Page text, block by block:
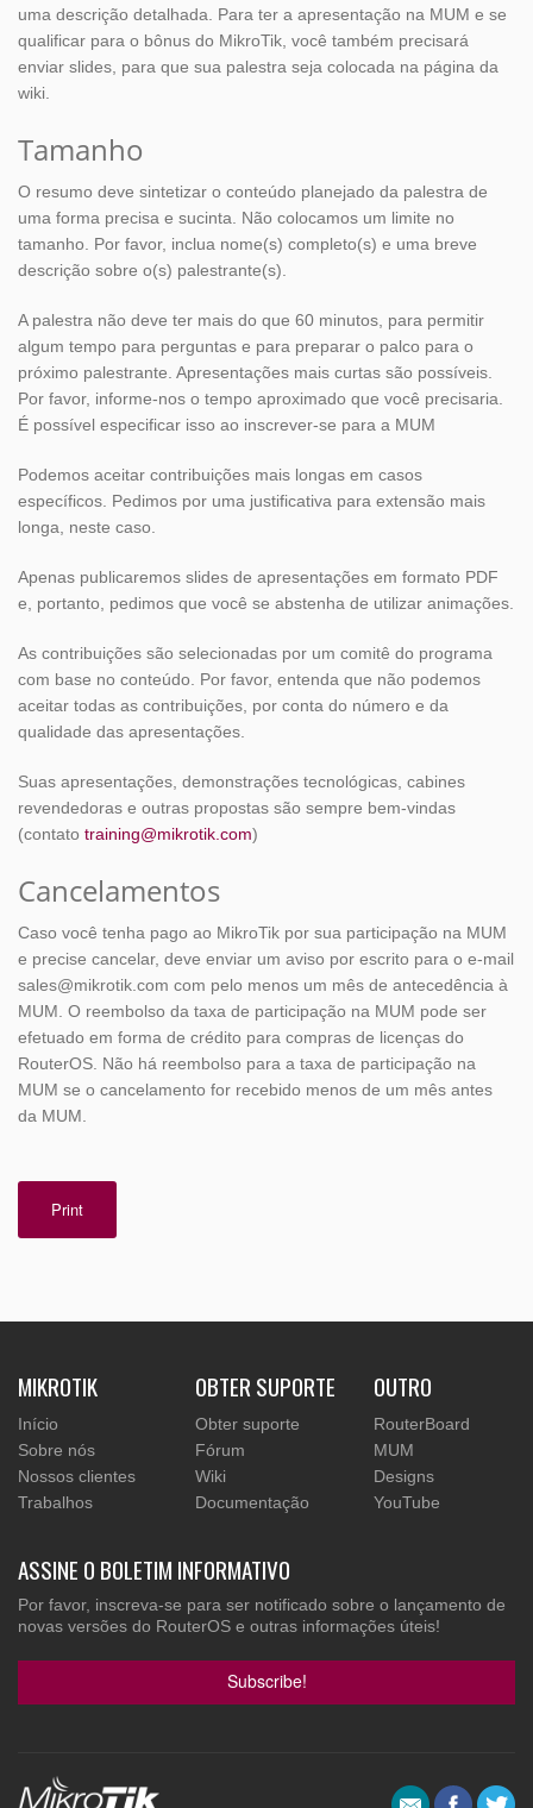
uma descrição detalhada. Para ter a apresentação na MUM e se
qualificar para o bônus do MikroTik, você também precisará
enviar slides, para que sua palestra seja colocada na página da
wiki.
Tamanho
O resumo deve sintetizar o conteúdo planejado da palestra de
uma forma precisa e sucinta. Não colocamos um limite no
tamanho. Por favor, inclua nome(s) completo(s) e uma breve
descrição sobre o(s) palestrante(s).
A palestra não deve ter mais do que 60 minutos, para permitir
algum tempo para perguntas e para preparar o palco para o
próximo palestrante. Apresentações mais curtas são possíveis.
Por favor, informe-nos o tempo aproximado que você precisaria.
É possível especificar isso ao inscrever-se para a MUM
Podemos aceitar contribuições mais longas em casos
específicos. Pedimos por uma justificativa para extensão mais
longa, neste caso.
Apenas publicaremos slides de apresentações em formato PDF
e, portanto, pedimos que você se abstenha de utilizar animações.
As contribuições são selecionadas por um comitê do programa
com base no conteúdo. Por favor, entenda que não podemos
aceitar todas as contribuições, por conta do número e da
qualidade das apresentações.
Suas apresentações, demonstrações tecnológicas, cabines
revendedoras e outras propostas são sempre bem-vindas
(contato training@mikrotik.com)
Cancelamentos
Caso você tenha pago ao MikroTik por sua participação na MUM
e precise cancelar, deve enviar um aviso por escrito para o e-mail
sales@mikrotik.com com pelo menos um mês de antecedência à
MUM. O reembolso da taxa de participação na MUM pode ser
efetuado em forma de crédito para compras de licenças do
RouterOS. Não há reembolso para a taxa de participação na
MUM se o cancelamento for recebido menos de um mês antes
da MUM.
Print
MIKROTIK
Início
Sobre nós
Nossos clientes
Trabalhos
OBTER SUPORTE
Obter suporte
Fórum
Wiki
Documentação
OUTRO
RouterBoard
MUM
Designs
YouTube
ASSINE O BOLETIM INFORMATIVO
Por favor, inscreva-se para ser notificado sobre o lançamento de
novas versões do RouterOS e outras informações úteis!
Subscribe!